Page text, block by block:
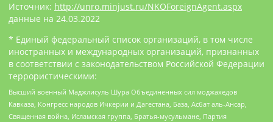
Источник: http://unro.minjust.ru/NKOForeignAgent.aspx
данные на 24.03.2022
* Единый федеральный список организаций, в том числе
иностранных и международных организаций, признанных
в соответствии с законодательством Российской Федерации
террористическими:
Высший военный Маджлисуль Шура Объединенных сил моджахедов
Кавказа, Конгресс народов Ичкерии и Дагестана, База, Асбат аль-Ансар,
Священная война, Исламская группа, Братья-мусульмане, Партия